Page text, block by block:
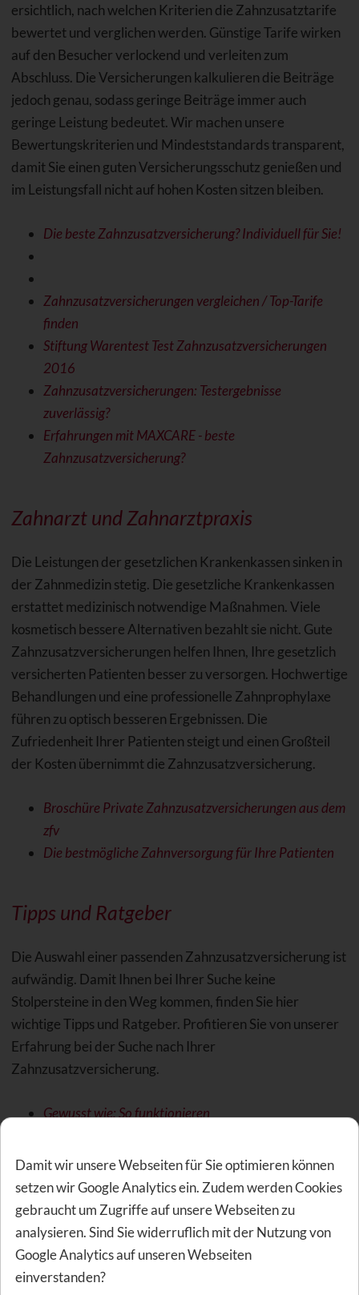
ersichtlich, nach welchen Kriterien die Zahnzusatztarife
bewertet und verglichen werden. Günstige Tarife wirken
auf den Besucher verlockend und verleiten zum
Abschluss. Die Versicherungen kalkulieren die Beiträge
jedoch genau, sodass geringe Beiträge immer auch
geringe Leistung bedeutet. Wir machen unsere
Bewertungskriterien und Mindeststandards transparent,
damit Sie einen guten Versicherungsschutz genießen und
im Leistungsfall nicht auf hohen Kosten sitzen bleiben.
Die beste Zahnzusatzversicherung? Individuell für Sie!
Zahnzusatzversicherungen vergleichen / Top-Tarife
finden
Stiftung Warentest Test Zahnzusatzversicherungen
2016
Zahnzusatzversicherungen: Testergebnisse
zuverlässig?
Erfahrungen mit MAXCARE - beste
Zahnzusatzversicherung?
Zahnarzt und Zahnarztpraxis
Die Leistungen der gesetzlichen Krankenkassen sinken in
der Zahnmedizin stetig. Die gesetzliche Krankenkassen
erstattet medizinisch notwendige Maßnahmen. Viele
kosmetisch bessere Alternativen bezahlt sie nicht. Gute
Zahnzusatzversicherungen helfen Ihnen, Ihre gesetzlich
versicherten Patienten besser zu versorgen. Hochwertige
Behandlungen und eine professionelle Zahnprophylaxe
führen zu optisch besseren Ergebnissen. Die
Zufriedenheit Ihrer Patienten steigt und einen Großteil
der Kosten übernimmt die Zahnzusatzversicherung.
Broschüre Private Zahnzusatzversicherungen aus dem
zfv
Die bestmögliche Zahnversorgung für Ihre Patienten
Tipps und Ratgeber
Die Auswahl einer passenden Zahnzusatzversicherung ist
aufwändig. Damit Ihnen bei Ihrer Suche keine
Stolpersteine in den Weg kommen, finden Sie hier
wichtige Tipps und Ratgeber. Profitieren Sie von unserer
Erfahrung bei der Suche nach Ihrer
Zahnzusatzversicherung.
Gewusst wie: So funktionieren
ARD Morgenmagazin: Zahnzusatztarife Stiftung
Warentest
Zahnzusatzversicherung: Stichtag 1. Dezember
beachten
Vorsicht! Zahnzusatzversicherung mit
Leistungsausschluss
Damit wir unsere Webseiten für Sie optimieren können
setzen wir Google Analytics ein. Zudem werden Cookies
gebraucht um Zugriffe auf unsere Webseiten zu
analysieren. Sind Sie widerruflich mit der Nutzung von
Google Analytics auf unseren Webseiten
einverstanden?